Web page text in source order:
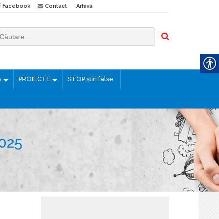
Facebook Contact Arhivă
PROIECTE STOP știri false